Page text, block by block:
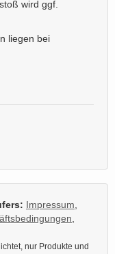
wird ggf.
liegen bei
Impressum,
,
nur Produkte und